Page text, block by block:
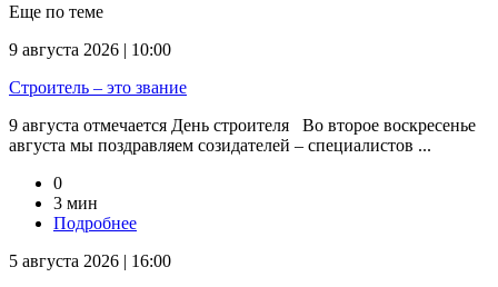
Еще по теме
9 августа 2026 | 10:00
Строитель – это звание
9 августа отмечается День строителя Во второе воскресенье
августа мы поздравляем созидателей – специалистов ...
0
3 мин
Подробнее
5 августа 2026 | 16:00